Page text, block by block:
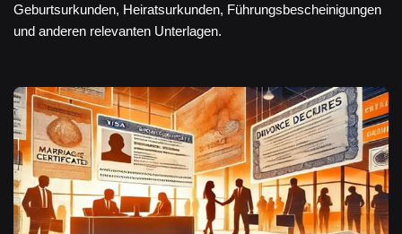
Geburtsurkunden, Heiratsurkunden, Führungsbescheinigungen
und anderen relevanten Unterlagen.